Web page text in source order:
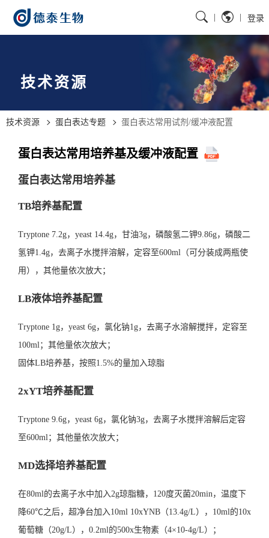
登录
技术资源
技术资源 蛋白表达专题 蛋白表达常用试剂/缓冲液配置
蛋白表达常用培养基及缓冲液配置
蛋白表达常用培养基
TB培养基配置
Tryptone 7.2g，yeast 14.4g，甘油3g，磷酸氢二钾9.86g，磷酸二
氢钾1.4g，去离子水搅拌溶解，定容至600ml（可分装成两瓶使
用），其他量依次放大；
LB液体培养基配置
Tryptone 1g，yeast 6g，氯化钠1g，去离子水溶解搅拌，定容至
100ml；其他量依次放大；
固体LB培养基，按照1.5%的量加入琼脂
2xYT培养基配置
Tryptone 9.6g，yeast 6g，氯化钠3g，去离子水搅拌溶解后定容
至600ml；其他量依次放大；
MD选择培养基配置
在80ml的去离子水中加入2g琼脂糖，120度灭菌20min，温度下
降60℃之后，超净台加入10ml 10xYNB（13.4g/L），10ml的10x
葡萄糖（20g/L），0.2ml的500x生物素（4×10-4g/L）；